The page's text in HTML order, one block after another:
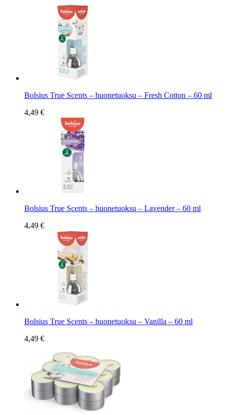
Bolsius True Scents – huonetuoksu – Fresh Cotton – 60 ml
4,49 €
Bolsius True Scents – huonetuoksu – Lavender – 60 ml
4,49 €
Bolsius True Scents – huonetuoksu – Vanilla – 60 ml
4,49 €